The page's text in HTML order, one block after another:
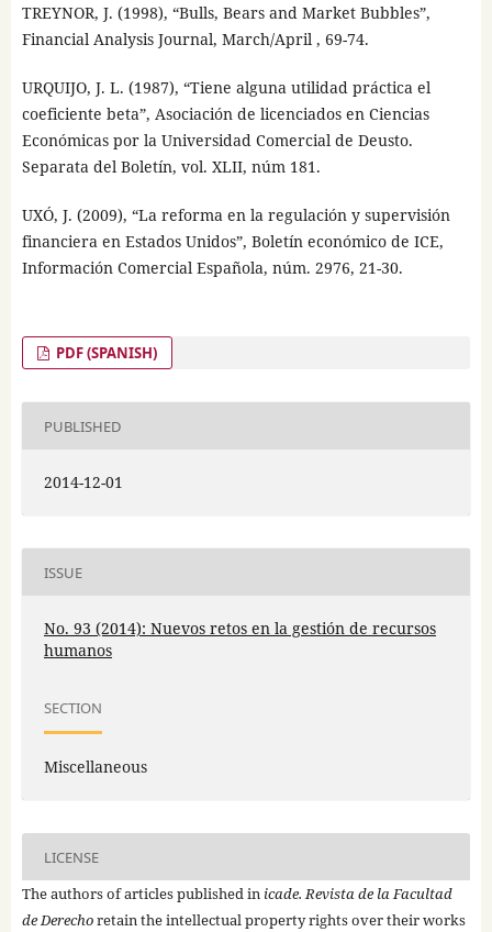
TREYNOR, J. (1998), “Bulls, Bears and Market Bubbles”,
Financial Analysis Journal, March/April , 69-74.
URQUIJO, J. L. (1987), “Tiene alguna utilidad práctica el
coeficiente beta”, Asociación de licenciados en Ciencias
Económicas por la Universidad Comercial de Deusto.
Separata del Boletín, vol. XLII, núm 181.
UXÓ, J. (2009), “La reforma en la regulación y supervisión
financiera en Estados Unidos”, Boletín económico de ICE,
Información Comercial Española, núm. 2976, 21-30.
PDF (SPANISH)
PUBLISHED
2014-12-01
ISSUE
No. 93 (2014): Nuevos retos en la gestión de recursos
humanos
SECTION
Miscellaneous
LICENSE
The authors of articles published in icade. Revista de la Facultad
de Derechoretain the intellectual property rights over their works